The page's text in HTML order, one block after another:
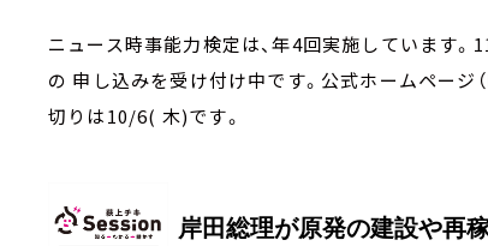
ニュース時事能力検定は、年4回実施しています。
の 申し込みを受け付け中です。公式ホームペー
切りは10/6( 木)です。